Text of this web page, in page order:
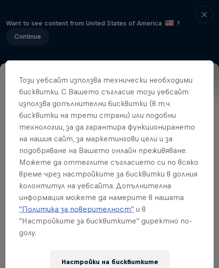
Want to see content from United States of America
?
Continue
Event details Winners
Свързани видеа
Този уебсайт използва технически необходими
бисквитки. С Вашето съгласие този уебсайт
използва допълнителни бисквитки (в т.ч.
бисквитки на трети страни) или подобни
технологии, за да гарантира функционирането
на нашия сайт, за маркетингови цели и за
подобряване на Вашето онлайн преживяване.
Можете да оттеглите съгласието си по всяко
време чрез настройките за бисквитки в долния
колонтитул на уебсайта. Допълнителна
информация можете да намерите в нашата
"Политика за поверителност" и в
"Настройките за бисквитките" директно по-
долу.
Настройки на бисквитките